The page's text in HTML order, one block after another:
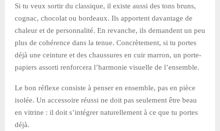
Si tu veux sortir du classique, il existe aussi des tons bruns,
cognac, chocolat ou bordeaux. Ils apportent davantage de
chaleur et de personnalité. En revanche, ils demandent un peu
plus de cohérence dans la tenue. Concrètement, si tu portes
déjà une ceinture et des chaussures en cuir marron, un porte-
papiers assorti renforcera l’harmonie visuelle de l’ensemble.
Le bon réflexe consiste à penser en ensemble, pas en pièce
isolée. Un accessoire réussi ne doit pas seulement être beau
en vitrine : il doit s’intégrer naturellement à ce que tu portes
déjà.